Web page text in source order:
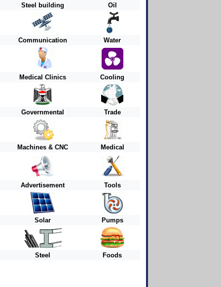
Steel building Oil
Communication Water
Medical Clinics Cooling
Governmental Trade
Machines & CNC Medical
Advertisement Tools
Solar Pumps
Steel Foods